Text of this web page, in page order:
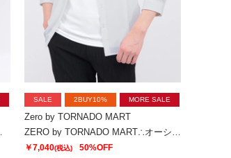
SALE 2BUY10% MORE SALE
Zero by TORNADO MART
￥7,040(税込) 50%OFF